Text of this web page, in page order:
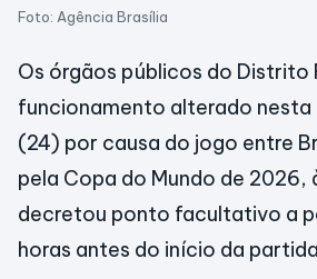
Foto: Agência Brasília
Os órgãos públicos do Distrito
funcionamento alterado
(24) por causa do jogo entre
pela Copa do Mundo de 2026,
decretou ponto facultativo a
horas antes do início da